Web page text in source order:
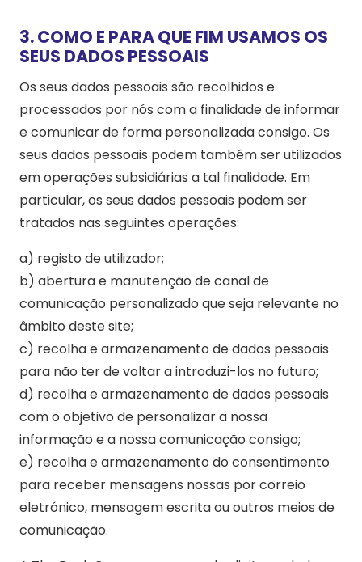
3. COMO E PARA QUE FIM USAMOS OS
SEUS DADOS PESSOAIS
Os seus dados pessoais são recolhidos e
processados por nós com a finalidade de informar
e comunicar de forma personalizada consigo. Os
seus dados pessoais podem também ser utilizados
em operações subsidiárias a tal finalidade. Em
particular, os seus dados pessoais podem ser
tratados nas seguintes operações:
a) registo de utilizador;
b) abertura e manutenção de canal de
comunicação personalizado que seja relevante no
âmbito deste site;
c) recolha e armazenamento de dados pessoais
para não ter de voltar a introduzi-los no futuro;
d) recolha e armazenamento de dados pessoais
com o objetivo de personalizar a nossa
informação e a nossa comunicação consigo;
e) recolha e armazenamento do consentimento
para receber mensagens nossas por correio
eletrónico, mensagem escrita ou outros meios de
comunicação.